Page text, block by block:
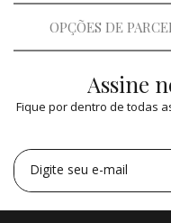
OPÇÕES DE
deR$
3x deR$
R$ 7.980,00
Assine
Fique por dentro de todas
Digite seu e-mail